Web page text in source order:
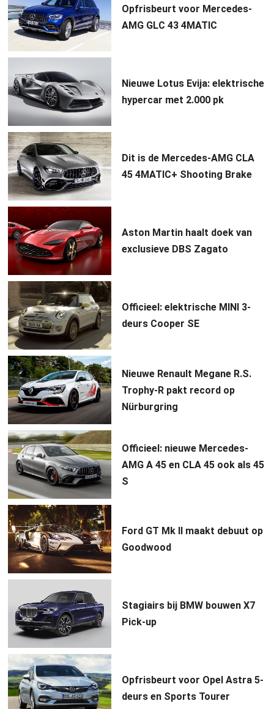
Opfrisbeurt voor Mercedes-
AMG GLC 43 4MATIC
Nieuwe Lotus Evija: elektrische
hypercar met 2.000 pk
Dit is de Mercedes-AMG CLA
45 4MATIC+ Shooting Brake
Aston Martin haalt doek van
exclusieve DBS Zagato
Officieel: elektrische MINI 3-
deurs Cooper SE
Nieuwe Renault Megane R.S.
Trophy-R pakt record op
Nürburgring
Officieel: nieuwe Mercedes-
AMG A 45 en CLA 45 ook als 45
S
Ford GT Mk II maakt debuut op
Goodwood
Stagiairs bij BMW bouwen X7
Pick-up
Opfrisbeurt voor Opel Astra 5-
deurs en Sports Tourer